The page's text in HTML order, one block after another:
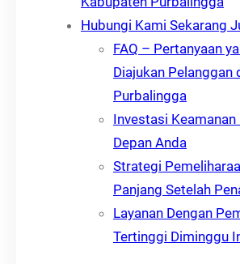
Hubungi Kami Sekarang
FAQ – Pertanyaan
Diajukan Pelanggan
Purbalingga
Investasi
Depan Anda
Strategi
Panjang Setelah
Layanan Dengan
Tertinggi Diminggu